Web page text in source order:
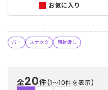
お気に入り
バー スナック 現状渡し
全20件(1〜10件を表示)